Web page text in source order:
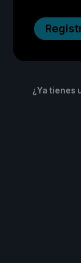
¿Ya tienes